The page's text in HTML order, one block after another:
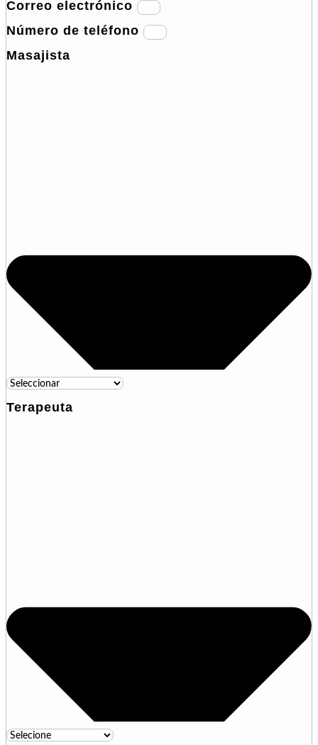
Correo electrónico
Número de teléfono
Masajista
Terapeuta